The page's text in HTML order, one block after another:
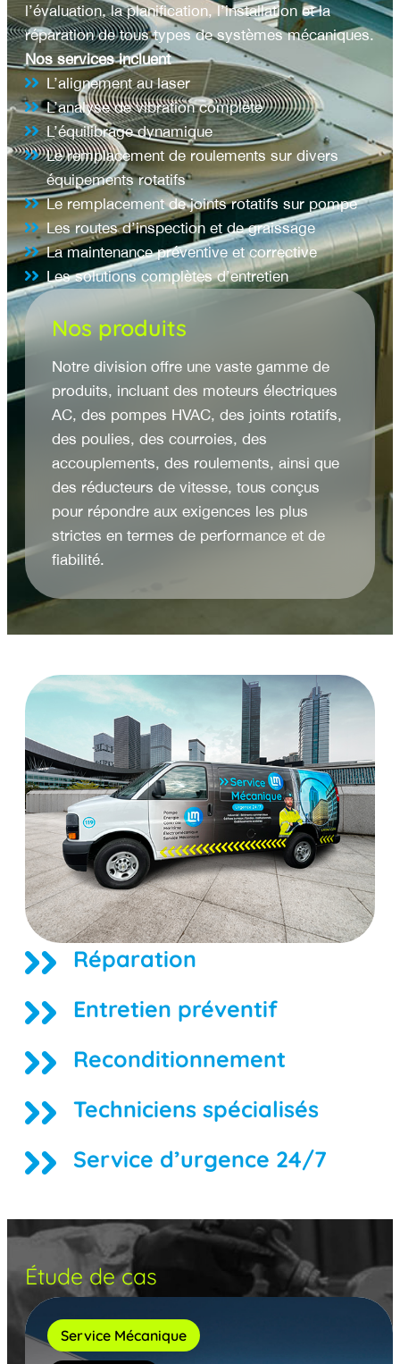
l’évaluation, la planification, l’installation et la
réparation de tous types de systèmes mécaniques.
Nos services incluent
L’alignement au laser
L’analyse de vibration complète
L’équilibrage dynamique
Le remplacement de roulements sur divers
équipements rotatifs
Le remplacement de joints rotatifs sur pompe
Les routes d’inspection et de graissage
La maintenance préventive et corrective
Les solutions complètes d’entretien
Nos produits
Notre division offre une vaste gamme de
produits, incluant des moteurs électriques
AC, des pompes HVAC, des joints rotatifs,
des poulies, des courroies, des
accouplements, des roulements, ainsi que
des réducteurs de vitesse, tous conçus
pour répondre aux exigences les plus
strictes en termes de performance et de
fiabilité.
Réparation
Entretien préventif
Reconditionnement
Techniciens spécialisés
Service d’urgence 24/7
Étude de cas
Service Mécanique